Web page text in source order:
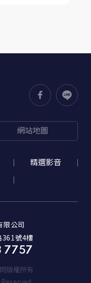
網站地圖
精選影音
限公司
361號4樓
7757
版權所有